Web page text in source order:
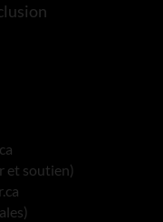
et soutien)